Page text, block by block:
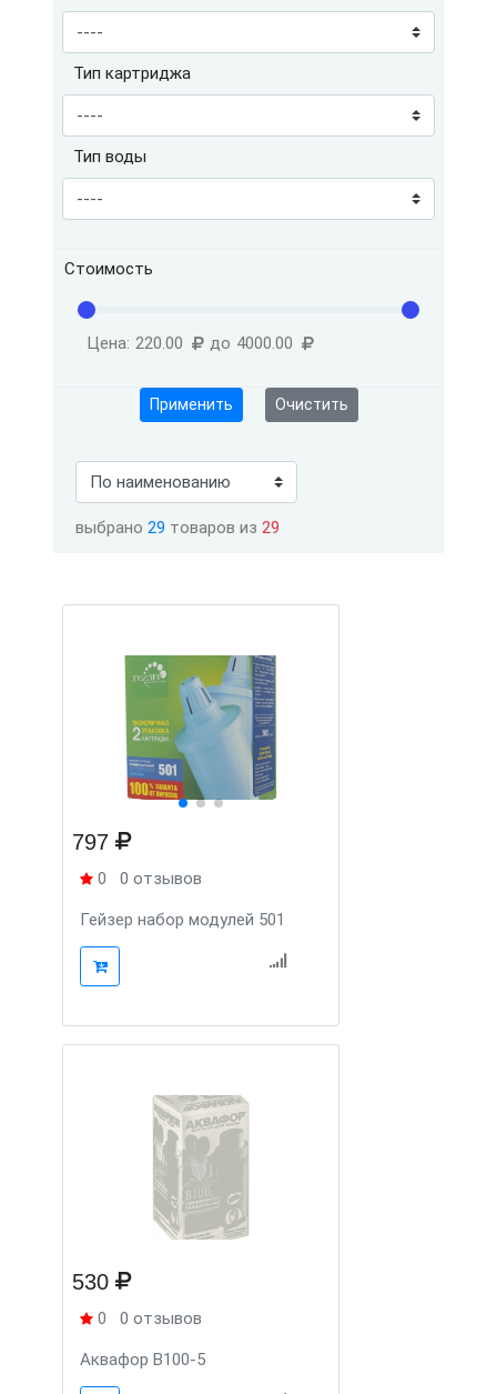
Тип картриджа
Тип воды
Стоимость
Цена: 220.00 до 4000.00
Применить Очистить
выбрано 29 товаров из 29
797
0 0 отзывов
Гейзер набор модулей 501
530
0 0 отзывов
Аквафор В100-5